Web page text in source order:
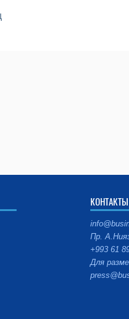
КОНТАКТЫ
Пр.
+993 61
Для